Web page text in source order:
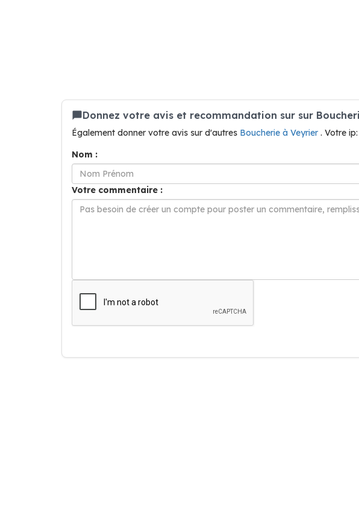
Donnez votre avis et recommandation sur sur
Également donner votre avis sur d'autres Boucherie à Veyrier . Votre ip:
Nom :
Votre commentaire :